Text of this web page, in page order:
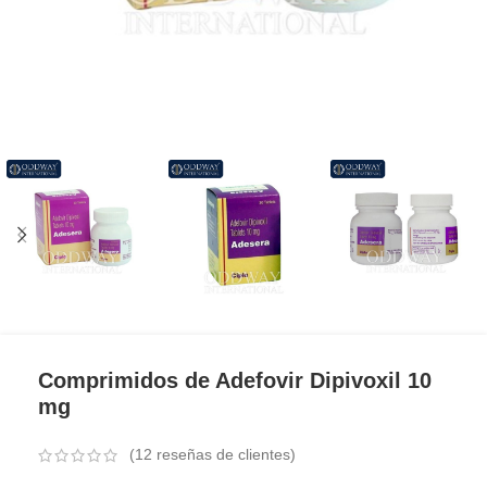
Comprimidos de Adefovir Dipivoxil 10
mg
(12 reseñas de clientes)